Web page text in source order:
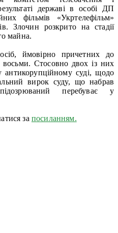
державі в особі ДП
фільмів «Укртелефільм»
Злочин розкрито на стадії
майна.
осіб, ймовірно причетних до
восьми. Стосовно двох із них
суді, щодо
вирок суду, що набрав
перебуває у
за посиланням.